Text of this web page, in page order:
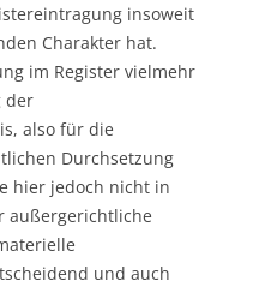
insoweit
Charakter hat.
im Register vielmehr
der
also für die
Durchsetzung
hier jedoch nicht in
außergerichtliche
und auch